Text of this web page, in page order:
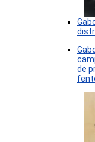
de